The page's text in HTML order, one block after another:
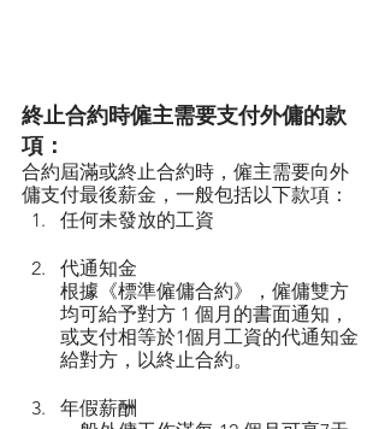
終止合約時僱主需要支付外傭的款
項：
合約屆滿或終止合約時，僱主需要向外
傭支付最後薪金，一般包括以下款項：
任何未發放的工資
代通知金
根據《標準僱傭合約》，僱傭雙方
均可給予對方 1 個月的書面通知，
或支付相等於1個月工資的代通知金
給對方，以終止合約。
年假薪酬